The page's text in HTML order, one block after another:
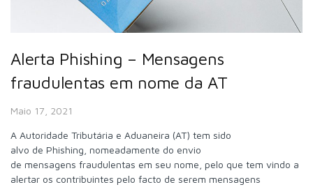
Alerta Phishing – Mensagens
fraudulentas em nome da AT
Maio 17, 2021
A Autoridade Tributária e Aduaneira (AT) tem sido
alvo de Phishing, nomeadamente do envio
de mensagens fraudulentas em seu nome, pelo que tem vindo a
alertar os contribuintes pelo facto de serem mensagens